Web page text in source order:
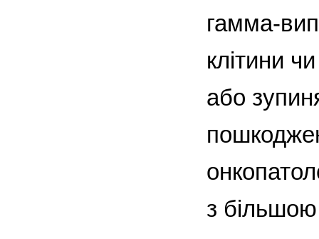
гамма-
клітини
або
з